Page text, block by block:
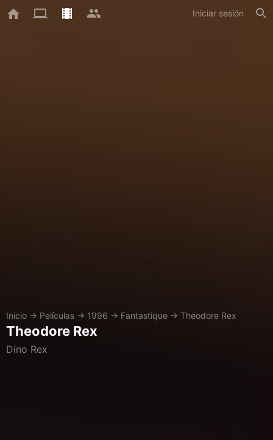
Iniciar sesión
Inicio → Películas → 1996 → Fantastique → Theodore Rex
Theodore Rex
Dino Rex